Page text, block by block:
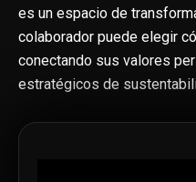
es un espacio de
colaborador puede elegir
conectando sus valores
estratégicos de